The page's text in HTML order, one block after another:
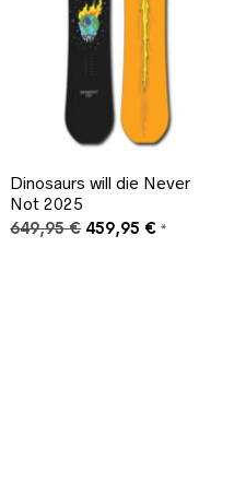
Dinosaurs will die Never
Not 2025
649,95€ Ursprünglicher
459,95 €Aktueller
*